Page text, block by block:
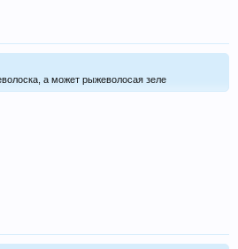
а может рыжеволосая зеле